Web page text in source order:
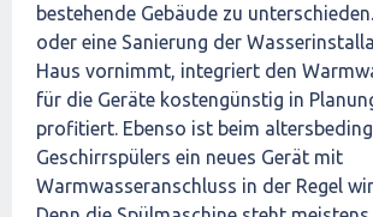
bestehende Gebäude zu
oder eine Sanierung der
Haus vornimmt, integriert den
für die Geräte kostengünstig in
profitiert. Ebenso ist beim
Geschirrspülers ein neues Gerät mit
Warmwasseranschluss in der Regel